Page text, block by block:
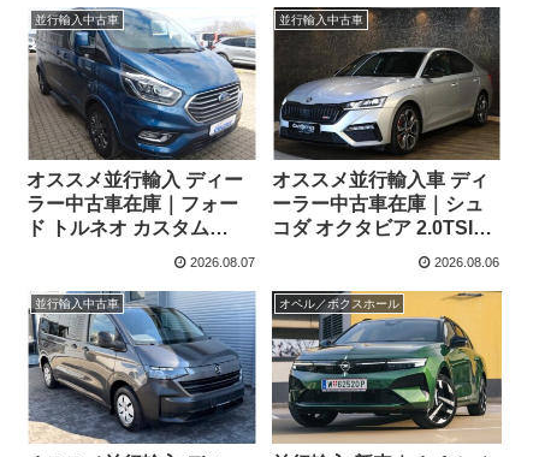
並行輸入中古車
オススメ並行輸入 ディー
ラー中古車在庫｜フォー
ド トルネオ カスタム
Titanium X 2.0 6AT L2ロ
2026.08.07
並行輸入中古車
オススメ並行輸入車 ディ
ーラー中古車在庫｜シュ
コダ オクタビア 2.0TSI
vRS 7DSG 右ハンドル
2026.08.06
並行輸入中古車 オペル／ボクスホール